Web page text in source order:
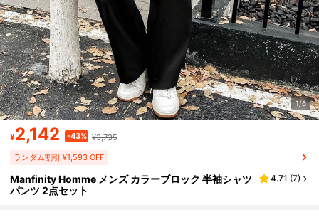
1/6
¥2,142 -43% ¥3,735
ランダム割引 ¥1,593 OFF
Manfinity Homme メンズ カラーブロック 半袖シャツ
パンツ 2点セット
4.71 (7)